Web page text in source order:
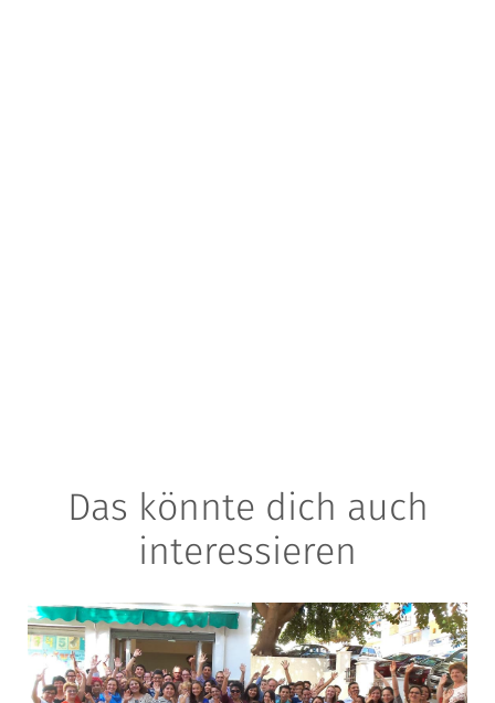
Das könnte dich auch
interessieren